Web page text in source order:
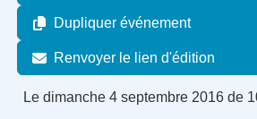
Dupliquer événement
Renvoyer le lien d'édition
Le dimanche 4 septembre 2016 de